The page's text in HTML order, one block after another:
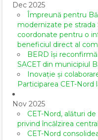
Dec 2025
Împreună pentru
modernizate pe strada
coordonate pentru o
beneficiul direct al
BERD își
SACET din municipiul
Inovație și
Participarea CET-
Nov 2025
CET-Nord, alături
privind încălzirea
CET-Nord